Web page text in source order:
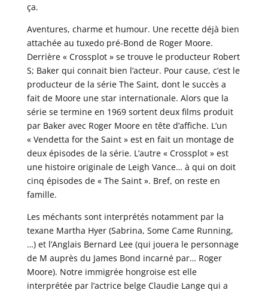
ça.
Aventures, charme et humour. Une recette déjà bien
attachée au tuxedo pré-Bond de Roger Moore.
Derrière « Crossplot » se trouve le producteur Robert
S; Baker qui connait bien l’acteur. Pour cause, c’est le
producteur de la série The Saint, dont le succès a
fait de Moore une star internationale. Alors que la
série se termine en 1969 sortent deux films produit
par Baker avec Roger Moore en tête d’affiche. L’un
« Vendetta for the Saint » est en fait un montage de
deux épisodes de la série. L’autre « Crossplot » est
une histoire originale de Leigh Vance… à qui on doit
cinq épisodes de « The Saint ». Bref, on reste en
famille.
Les méchants sont interprétés notamment par la
texane Martha Hyer (Sabrina, Some Came Running,
…) et l’Anglais Bernard Lee (qui jouera le personnage
de M auprès du James Bond incarné par… Roger
Moore). Notre immigrée hongroise est elle
interprétée par l’actrice belge Claudie Lange qui a